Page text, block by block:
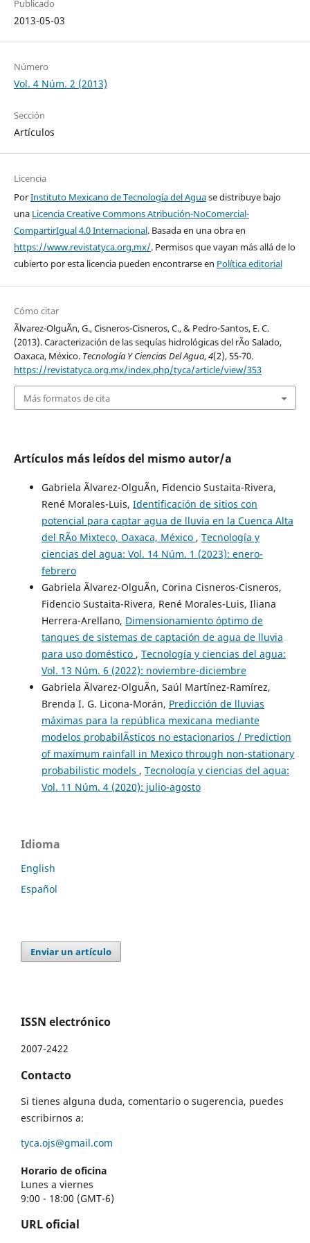
Publicado
2013-05-03
Número
Vol. 4 Núm. 2 (2013)
Sección
Artículos
Licencia
PorInstituto Mexicano de Tecnología del Aguase distribuye bajo
una Licencia Creative Commons Atribución-NoComercial-
CompartirIgual 4.0 Internacional. Basada en una obra en
https://www.revistatyca.org.mx/. Permisos que vayan más allá de lo
cubierto por esta licencia pueden encontrarse en Política editorial
Cómo citar
Ãlvarez-OlguÃ­n, G., Cisneros-Cisneros, C., & Pedro-Santos, E. C.
(2013). Caracterización de las sequías hidrológicas del rÃ­o Salado,
Oaxaca, México. Tecnología Y Ciencias Del Agua,4(2), 55-70.
https://revistatyca.org.mx/index.php/tyca/article/view/353
Más formatos de cita
Artículos más leídos del mismo autor/a
Gabriela Ãlvarez-OlguÃ­n, Fidencio Sustaita-Rivera,
René Morales-Luis, Identificación de sitios con
potencial para captar agua de lluvia en la Cuenca Alta
del RÃ­o Mixteco, Oaxaca, México , Tecnología y
ciencias del agua: Vol. 14 Núm. 1 (2023): enero-
febrero
Gabriela Ãlvarez-OlguÃ­n, Corina Cisneros-Cisneros,
Fidencio Sustaita-Rivera, René Morales-Luis, Iliana
Herrera-Arellano, Dimensionamiento óptimo de
tanques de sistemas de captación de agua de lluvia
para uso doméstico , Tecnología y ciencias del agua:
Vol. 13 Núm. 6 (2022): noviembre-diciembre
Gabriela Ãlvarez-OlguÃ­n, Saúl Martínez-Ramírez,
Brenda I. G. Licona-Morán, Predicción de lluvias
máximas para la república mexicana mediante
modelos probabilÃ­sticos no estacionarios / Prediction
of maximum rainfall in Mexico through non-stationary
probabilistic models , Tecnología y ciencias del agua:
Vol. 11 Núm. 4 (2020): julio-agosto
Idioma
English
Español
Enviar un artículo
ISSN electrónico
2007-2422
Contacto
Si tienes alguna duda, comentario o sugerencia, puedes
escribirnos a:
tyca.ojs@gmail.com
Horario de oficina
Lunes a viernes
9:00 - 18:00 (GMT-6)
URL oficial